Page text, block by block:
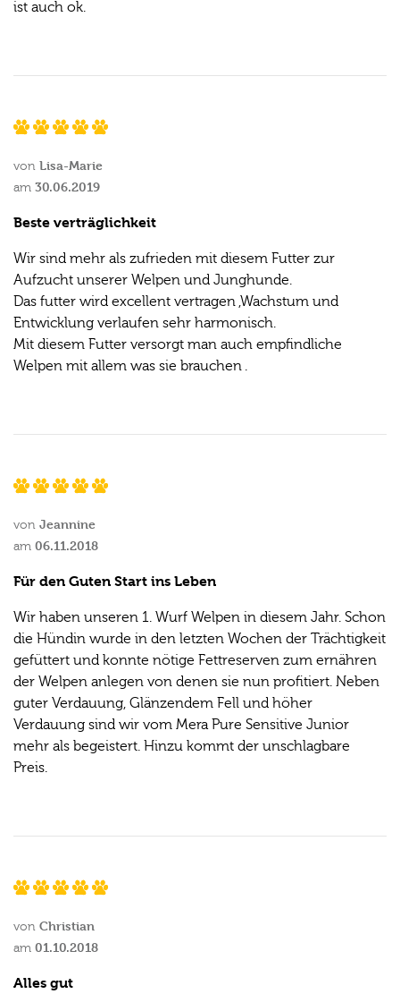
ist auch ok.
von Lisa-Marie
am 30.06.2019
Beste verträglichkeit
Wir sind mehr als zufrieden mit diesem Futter zur
Aufzucht unserer Welpen und Junghunde.
Das futter wird excellent vertragen ,Wachstum und
Entwicklung verlaufen sehr harmonisch.
Mit diesem Futter versorgt man auch empfindliche
Welpen mit allem was sie brauchen .
von Jeannine
am 06.11.2018
Für den Guten Start ins Leben
Wir haben unseren 1. Wurf Welpen in diesem Jahr. Schon
die Hündin wurde in den letzten Wochen der Trächtigkeit
gefüttert und konnte nötige Fettreserven zum ernähren
der Welpen anlegen von denen sie nun profitiert. Neben
guter Verdauung, Glänzendem Fell und höher
Verdauung sind wir vom Mera Pure Sensitive Junior
mehr als begeistert. Hinzu kommt der unschlagbare
Preis.
von Christian
am 01.10.2018
Alles gut